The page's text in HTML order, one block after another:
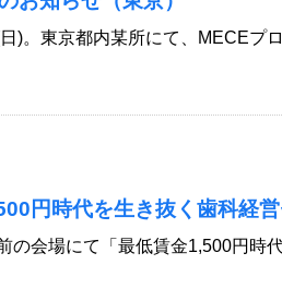
)。東京都内某所にて、MECEプ
円時代を生き抜く歯科経
の会場にて「最低賃金1,500円時